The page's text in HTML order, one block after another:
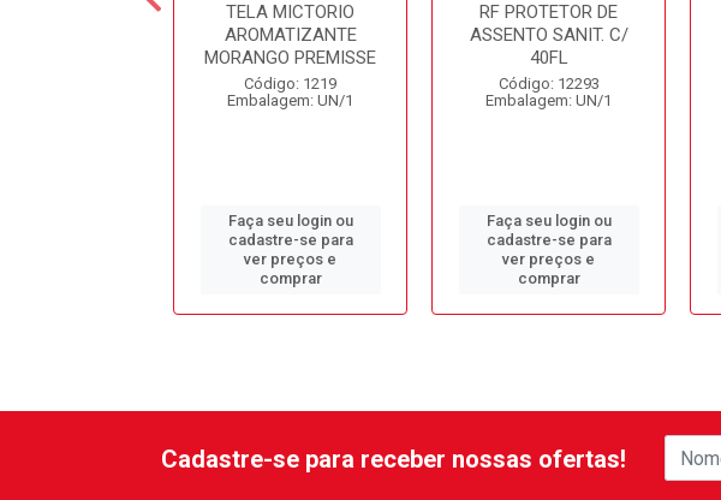
TELA MICTORIO
AROMATIZANTE
MORANGO PREMISSE
Código: 1219
Embalagem: UN/1
Faça seu login ou
cadastre-se para
ver preços e
comprar
RF PROTETOR DE
ASSENTO SANIT. C/
40FL
Código: 12293
Embalagem: UN/1
Faça seu login ou
cadastre-se para
ver preços e
comprar
Cadastre-se para receber nossas ofertas!